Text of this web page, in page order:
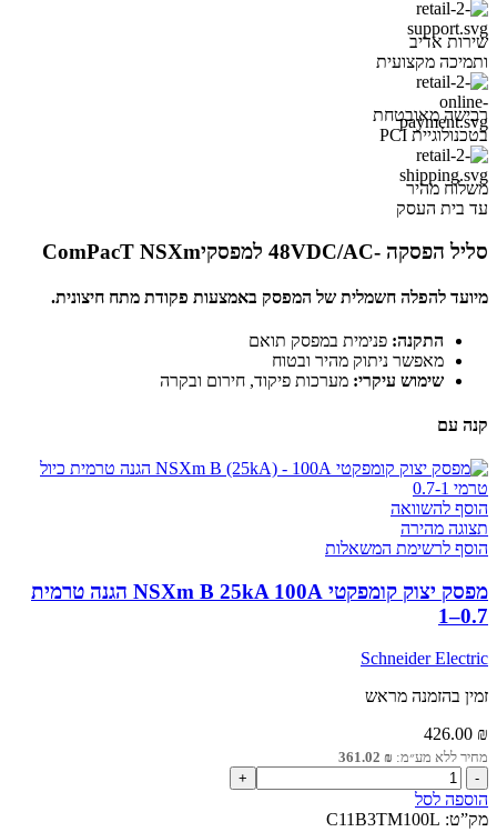
שירות אדיב
ותמיכה מקצועית
רכישה מאובטחת
בטכנולוגיית PCI
משלוח מהיר
עד בית העסק
סליל הפסקה -48VDC/AC למפסקיComPacT NSXm
מיועד להפלה חשמלית של המפסק באמצעות פקודת מתח חיצונית.
התקנה: פנימית במפסק תואם
מאפשר ניתוק מהיר ובטוח
שימוש עיקרי: מערכות פיקוד, חירום ובקרה
קנה עם
הוסף להשוואה
תצוגה מהירה
הוסף לרשימת המשאלות
מפסק יצוק קומפקטי NSXm B 25kA 100A הגנה טרמית
0.7–1
Schneider Electric
זמין בהזמנה מראש
426.00 ₪
מחיר ללא מע״מ: 361.02 ₪
כמות
של
מפסק
הוספה לסל
מק”ט: C11B3TM100L